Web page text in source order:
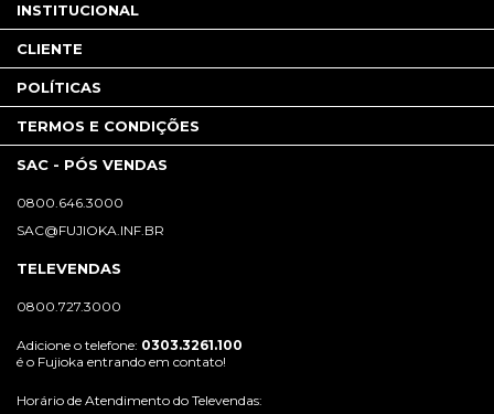
INSTITUCIONAL
CLIENTE
POLÍTICAS
TERMOS E CONDIÇÕES
SAC - PÓS VENDAS
0800.646.3000
SAC@FUJIOKA.INF.BR
TELEVENDAS
0800.727.3000
Adicione o telefone: 0303.3261.100
é o Fujioka entrando em contato!
Horário de Atendimento do Televendas: